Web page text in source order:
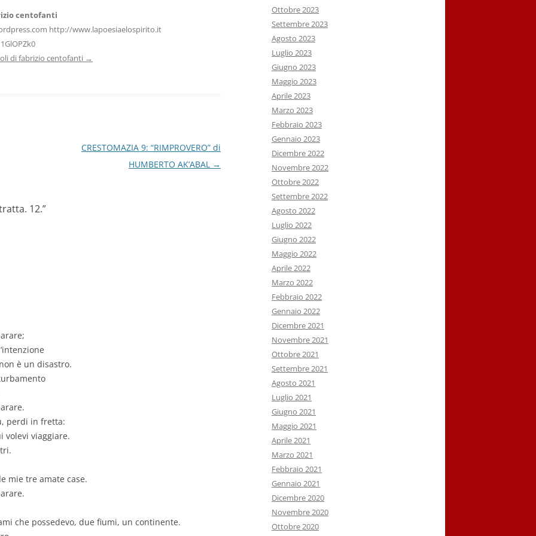
centofanti
http://www.lapoesiaelospirito.it
di fabrizio centofanti →
CRESTOMAZIA 9: “RIMPROVERO” di
HUMBERTO AK’ABAL →
12.”
è un disastro.
perdi in fretta:
volevi viaggiare.
mie tre amate case.
che possedevo, due fiumi, un continente.
Ottobre 2023
Settembre 2023
Agosto 2023
Luglio 2023
Giugno 2023
Maggio 2023
Aprile 2023
Marzo 2023
Febbraio 2023
Gennaio 2023
Dicembre 2022
Novembre 2022
Ottobre 2022
Settembre 2022
Agosto 2022
Luglio 2022
Giugno 2022
Maggio 2022
Aprile 2022
Marzo 2022
Febbraio 2022
Gennaio 2022
Dicembre 2021
Novembre 2021
Ottobre 2021
Settembre 2021
Agosto 2021
Luglio 2021
Giugno 2021
Maggio 2021
Aprile 2021
Marzo 2021
Febbraio 2021
Gennaio 2021
Dicembre 2020
Novembre 2020
Ottobre 2020